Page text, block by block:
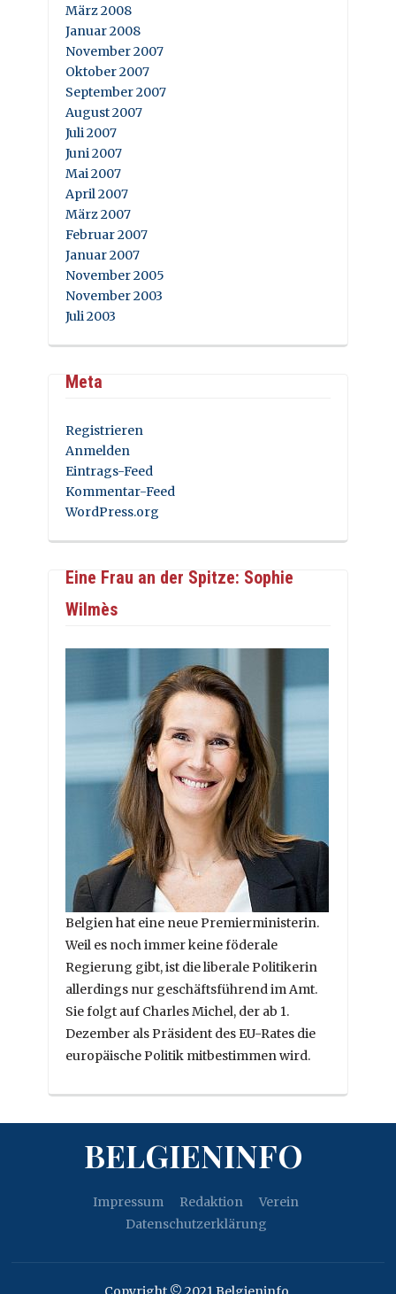
März 2008
Januar 2008
November 2007
Oktober 2007
September 2007
August 2007
Juli 2007
Juni 2007
Mai 2007
April 2007
März 2007
Februar 2007
Januar 2007
November 2005
November 2003
Juli 2003
Meta
Registrieren
Anmelden
Eintrags-Feed
Kommentar-Feed
WordPress.org
Eine Frau an der Spitze: Sophie
Wilmès
Belgien hat eine neue Premierministerin.
Weil es noch immer keine föderale
Regierung gibt, ist die liberale Politikerin
allerdings nur geschäftsführend im Amt.
Sie folgt auf Charles Michel, der ab 1.
Dezember als Präsident des EU-Rates die
europäische Politik mitbestimmen wird.
BELGIENINFO
Impressum Redaktion
Verein
Datenschutzerklärung